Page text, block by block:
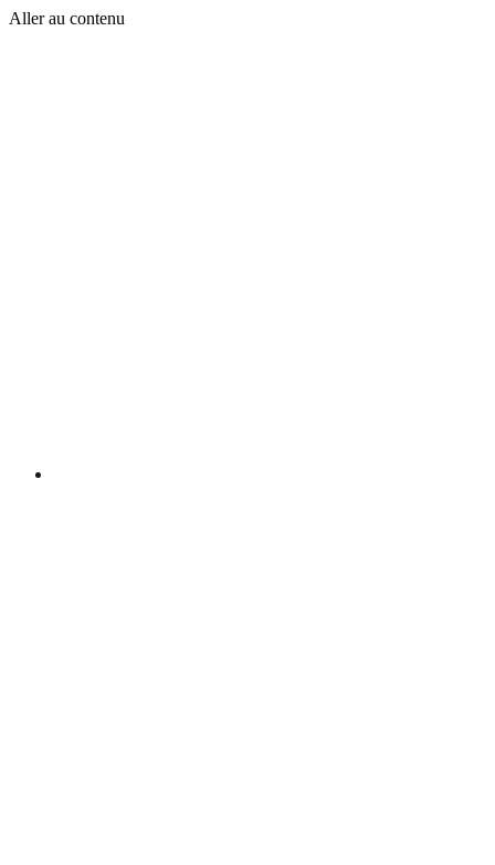
Aller au contenu